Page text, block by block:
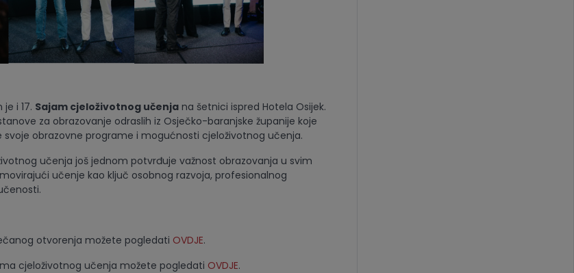
i 17. Sajam cjeloživotnog učenjana šetnici ispred Hotela Osijek.
za obrazovanje odraslih iz Osječko-baranjske županije koje
svoje obrazovne programe i mogućnosti cjeloživotnog učenja.
učenja još jednom potvrđuje važnost obrazovanja u svim
učenje kao ključ osobnog razvoja, profesionalnog
otvorenja možete pogledati OVDJE.
cjeloživotnog učenja možete pogledati OVDJE.